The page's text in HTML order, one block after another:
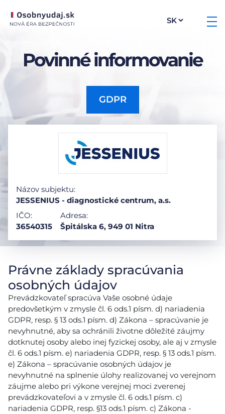
Povinné informovanie
GDPR
Názov subjektu:
JESSENIUS - diagnostické centrum, a.s.
IČO:
36540315
Adresa:
Špitálska 6, 949 01 Nitra
Právne základy spracúvania
osobných údajov
Prevádzkovateľ spracúva Vaše osobné údaje
predovšetkým v zmysle čl. 6 ods.1 písm. d) nariadenia
GDPR, resp. § 13 ods.1 písm. d) Zákona – spracúvanie je
nevyhnutné, aby sa ochránili životne dôležité záujmy
dotknutej osoby alebo inej fyzickej osoby, ale aj v zmysle
čl. 6 ods.1 písm. e) nariadenia GDPR, resp. § 13 ods.1 písm.
e) Zákona – spracúvanie osobných údajov je
nevyhnutné na splnenie úlohy realizovanej vo verejnom
záujme alebo pri výkone verejnej moci zverenej
prevádzkovateľovi a v zmysle čl. 6 ods.1 písm. c)
nariadenia GDPR, resp. §13 ods.1 písm. c) Zákona -